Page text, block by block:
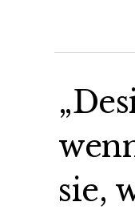
sie,